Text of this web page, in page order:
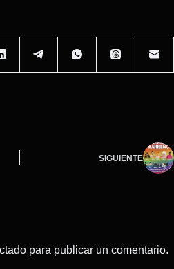
SIGUIENTE
para publicar un comentario.